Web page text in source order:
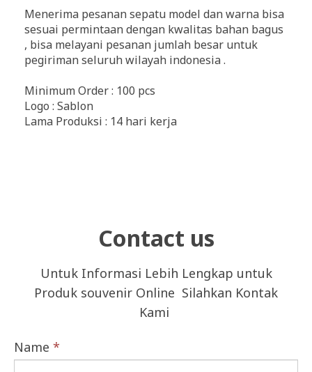
Menerima pesanan sepatu model dan warna bisa
sesuai permintaan dengan kwalitas bahan bagus
, bisa melayani pesanan jumlah besar untuk
pegiriman seluruh wilayah indonesia .
Minimum Order : 100 pcs
Logo : Sablon
Lama Produksi : 14 hari kerja
Contact us
Untuk Informasi Lebih Lengkap untuk
Produk souvenir Online Silahkan Kontak
Kami
Name *